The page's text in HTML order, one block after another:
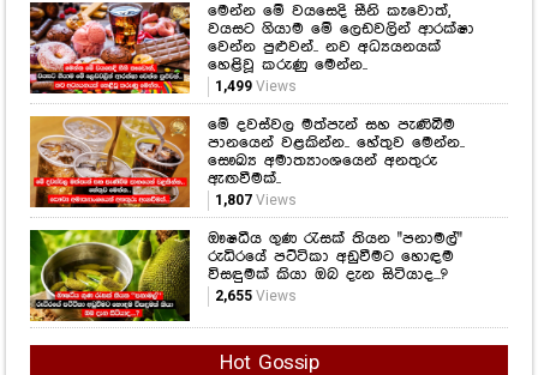
මෙන්න මේ වයසෙදි සීනි කෑවොත්,
වයසට ගියාම මේ ලෙඩවලින් ආරක්ෂා
වෙන්න පුළුවන්.. නව අධ්‍යයනයක්
හෙළිවූ කරුණු මෙන්න..
1,499Views
මේ දවස්වල මත්පැන් සහ පැණිබීම
පානයෙන් වළකින්න.. හේතුව මෙන්න..
සෞඛ්‍ය අමාත්‍යාංශයෙන් අනතුරු
ඇඟවීමක්..
1,807Views
ඖෂධීය ගුණ රැසක් තියන "පනාමල්"
රුධිරයේ පට්ටිකා අඩුවීමට හොඳම
විසඳුමක් කියා ඔබ දැන සිටියාද...?
2,655Views
Hot Gossip